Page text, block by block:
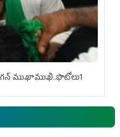
ముఖాముఖి..ఫొటోలు1